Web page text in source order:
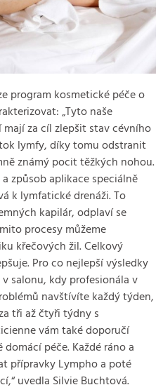
program kosmetické péče o
„Tyto naše
za cíl zlepšit stav cévního
lymfy, díky tomu odstranit
známý pocit těžkých nohou.
způsob aplikace speciálně
k lymfatické drenáži. To
kapilár, odplaví se
procesy můžeme
křečových žil. Celkový
Pro co nejlepší výsledky
salonu, kdy profesionála v
navštívíte každý týden,
tři až čtyři týdny s
vám také doporučí
péče. Každé ráno a
přípravky Lympho a poté
uvedla Silvie Buchtová.